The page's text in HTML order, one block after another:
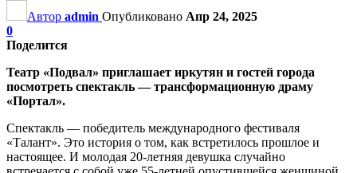
Автор admin Опубликовано Апр 24, 2025
0
Поделится
Театр «Подвал» приглашает иркутян и гостей города
посмотреть спектакль — трансформационную драму
«Портал».
Спектакль — победитель международного фестиваля
«Талант». Это история о том, как встретилось прошлое и
настоящее. И молодая 20-летняя девушка случайно